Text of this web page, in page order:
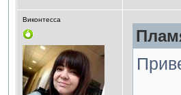
Виконтесса